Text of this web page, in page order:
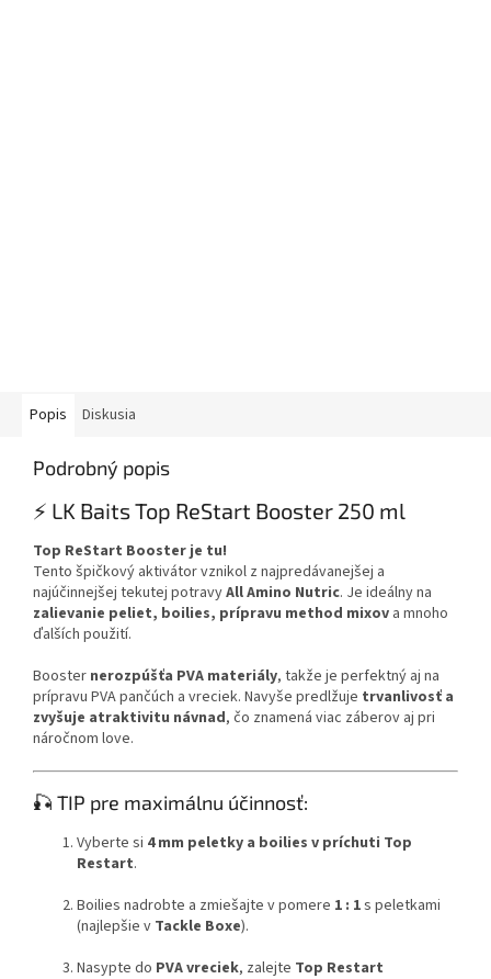
Popis Diskusia
Podrobný popis
⚡ LK Baits Top ReStart Booster 250 ml
Top ReStart Booster je tu!
Tento špičkový aktivátor vznikol z najpredávanejšej a
najúčinnejšej tekutej potravyAll Amino Nutric. Je ideálny na
zalievanie peliet, boilies, prípravu method mixov a mnoho
ďalších použití.
Booster nerozpúšťa PVA materiály, takže je perfektný aj na
prípravu PVA pančúch a vreciek. Navyše predlžuje trvanlivosť a
zvyšuje atraktivitu návnad, čo znamená viac záberov aj pri
náročnom love.
🎣 TIP pre maximálnu účinnosť:
Vyberte si 4 mm peletky a boilies v príchuti Top
Restart.
Boilies nadrobte a zmiešajte v pomere 1 : 1s peletkami
(najlepšie v Tackle Boxe).
Nasypte do PVA vreciek, zalejte Top Restart